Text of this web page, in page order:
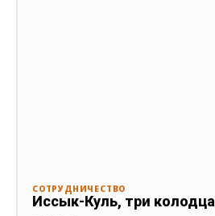
СОТРУДНИЧЕСТВО
Иссык-Куль, три колодца